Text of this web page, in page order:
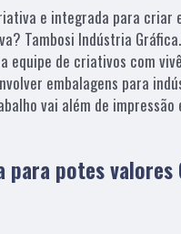
e integrada para criar
Tambosi Indústria
equipe de criativos com
embalagens para
vai além de impressão
para potes valores